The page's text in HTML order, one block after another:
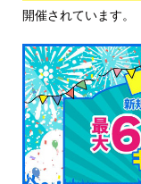
開催されています。